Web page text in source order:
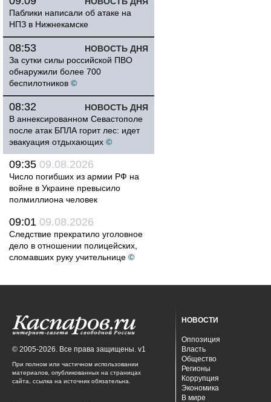
Паблики написали об атаке на
НПЗ в Нижнекамске
НОВОСТЬ ДНЯ
08:53
За сутки силы российской ПВО
обнаружили более 700
беспилотников ©
НОВОСТЬ ДНЯ
08:32
В аннексированном Севастополе
после атак БПЛА горит лес: идет
эвакуация отдыхающих ©
09:35 09.08.2026
Число погибших из армии РФ на
войне в Украине превысило
полмиллиона человек
09:01 09.08.2026
Следствие прекратило уголовное
дело в отношении полицейских,
сломавших руку учительнице ©
© 2005-2026. Все права защищены. v1
При полном или частичном использовании
материалов, опубликованных на страницах
сайта, ссылка на источник обязательна.
НОВОСТИ
Оппозиция
Власть
Общество
Регионы
Коррупция
Экономика
В мире